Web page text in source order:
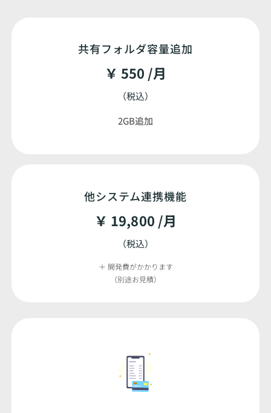
共有フォルダ容量追加
￥ 550 /月
（税込）
2GB追加
他システム連携機能
￥ 19,800 /月
（税込）
＋ 開発費がかかります
（別途お見積）